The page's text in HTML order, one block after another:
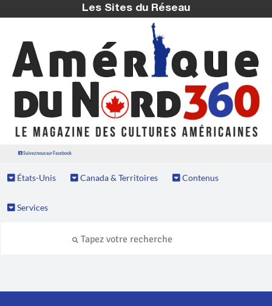
Les Sites du Réseau
Suivez nous sur Facebook
États-Unis Canada & Territoires Contenus
Services